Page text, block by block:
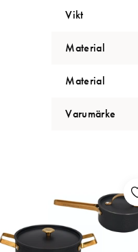
Vikt
Material
Material
Varumärke